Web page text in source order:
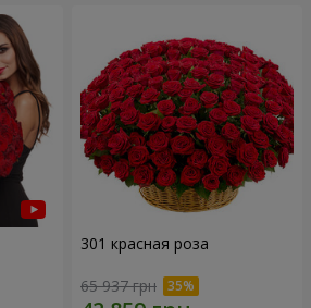
301 красная роза
65 937 грн